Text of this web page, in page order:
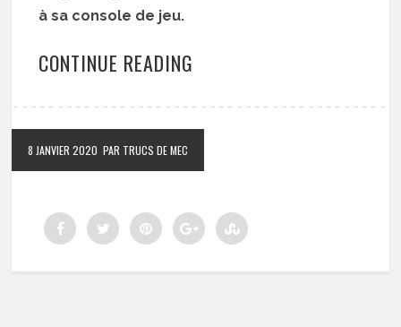
à sa console de jeu.
CONTINUE READING
8 JANVIER 2020 PAR TRUCS DE MEC